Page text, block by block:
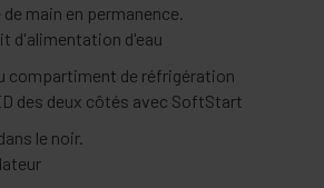
main en permanence.
d'alimentation d'eau
compartiment de réfrigération
des deux côtés avec SoftStart
le noir.